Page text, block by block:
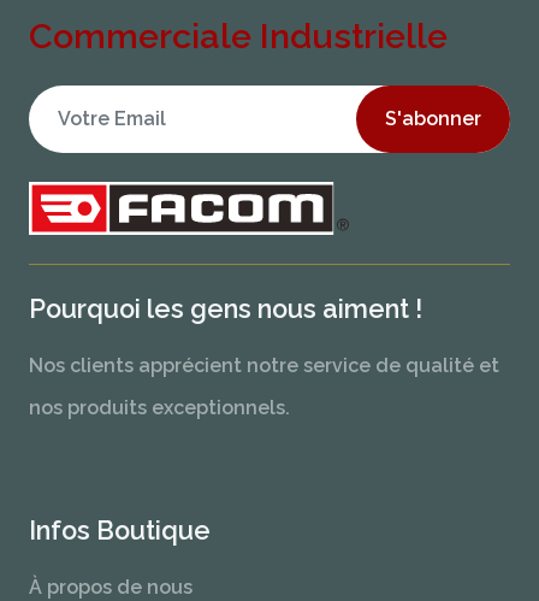
Commerciale Industrielle
S'abonner
Pourquoi les gens nous aiment !
Nos clients apprécient notre service de qualité et
nos produits exceptionnels.
Infos Boutique
À propos de nous